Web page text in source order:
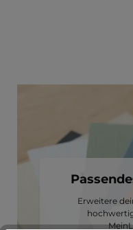
Erweitere